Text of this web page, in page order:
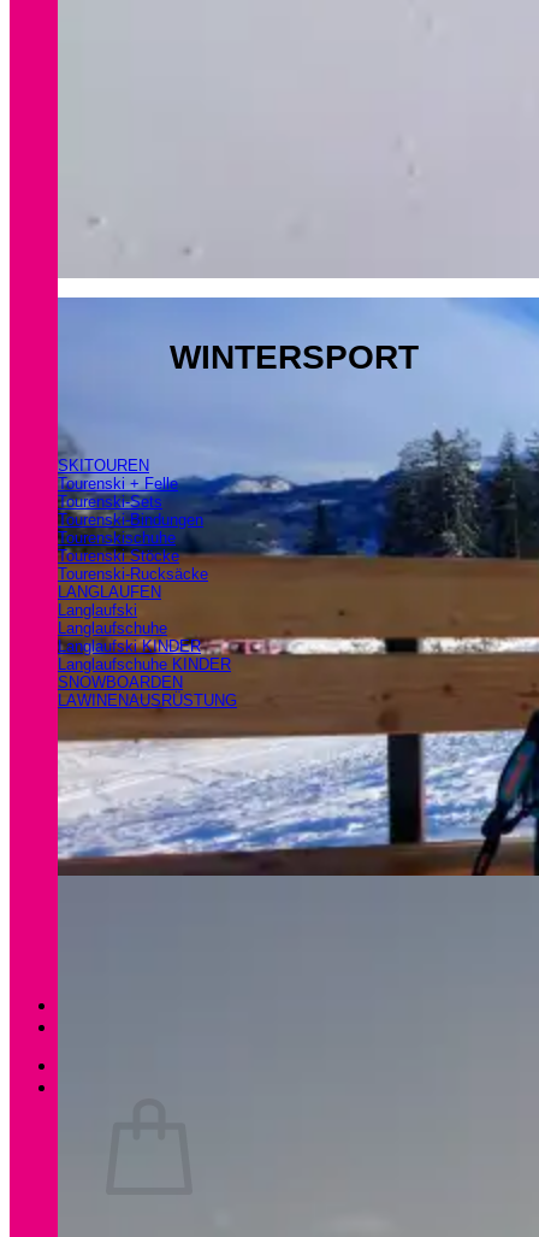
WINTERSPORT
SKITOUREN
Tourenski + Felle
Tourenski-Sets
Tourenski-Bindungen
Tourenskischuhe
Tourenski Stöcke
Tourenski-Rucksäcke
LANGLAUFEN
Langlaufski
Langlaufschuhe
Langlaufski KINDER
Langlaufschuhe KINDER
SNOWBOARDEN
LAWINENAUSRÜSTUNG